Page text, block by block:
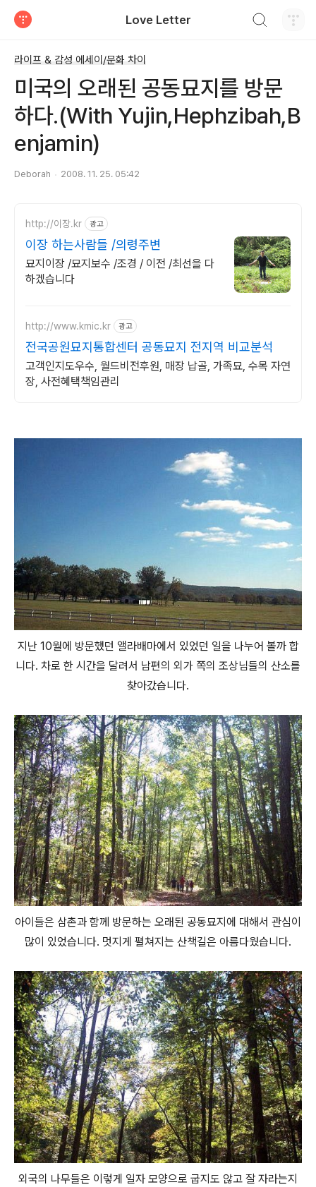
Love Letter
라이프 & 감성 에세이/문화 차이
미국의 오래된 공동묘지를 방문
하다.(With Yujin,Hephzibah,B
enjamin)
Deborah 2008. 11. 25. 05:42
http://이장.kr 광고
이장 하는사람들 /의령주변
묘지이장 /묘지보수 /조경 / 이전 /최선을 다
하겠습니다
http://www.kmic.kr 광고
전국공원묘지통합센터 공동묘지 전지역 비교분석
고객인지도우수, 월드비전후원, 매장 납골, 가족묘, 수목 자연
장, 사전혜택책임관리
지난 10월에 방문했던 앨라배마에서 있었던 일을 나누어 볼까 합
니다. 차로 한 시간을 달려서 남편의 외가 쪽의 조상님들의 산소를
찾아갔습니다.
아이들은 삼촌과 함께 방문하는 오래된 공동묘지에 대해서 관심이
많이 있었습니다. 멋지게 펼쳐지는 산책길은 아름다웠습니다.
외국의 나무들은 이렇게 일자 모양으로 굽지도 않고 잘 자라는지